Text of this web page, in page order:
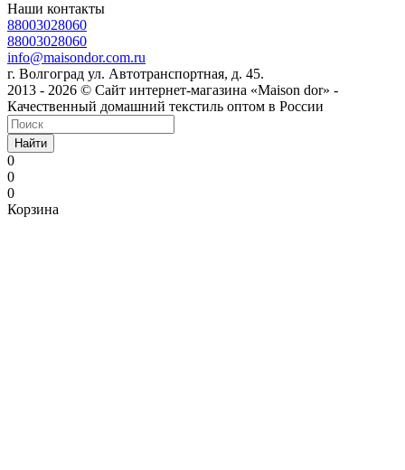
Наши контакты
88003028060
88003028060
info@maisondor.com.ru
г. Волгоград ул. Автотранспортная, д. 45.
2013 - 2026 © Сайт интернет-магазина «Maison dor» -
Качественный домашний текстиль оптом в России
Найти
0
0
0
Корзина